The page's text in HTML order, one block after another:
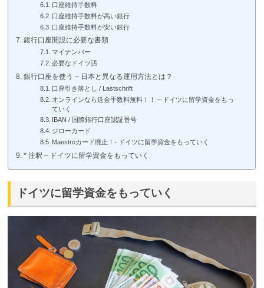
口座維持手数料
口座維持手数料が高い銀行
口座維持手数料が安い銀行
銀行口座開設に必要な書類
マイナンバー
必要なドイツ語
銀行口座を使う – 日本と異なる運用方法とは？
口座引き落とし / Lastschrift
オンラインなら送金手数料無料！！ – ドイツに留学資金をもっ
ていく
IBAN / 国際銀行口座認証番号
ジローカード
Maestroカード廃止！- ドイツに留学資金をもっていく
* 注釈 – ドイツに留学資金をもっていく
ドイツに留学資金をもっていく